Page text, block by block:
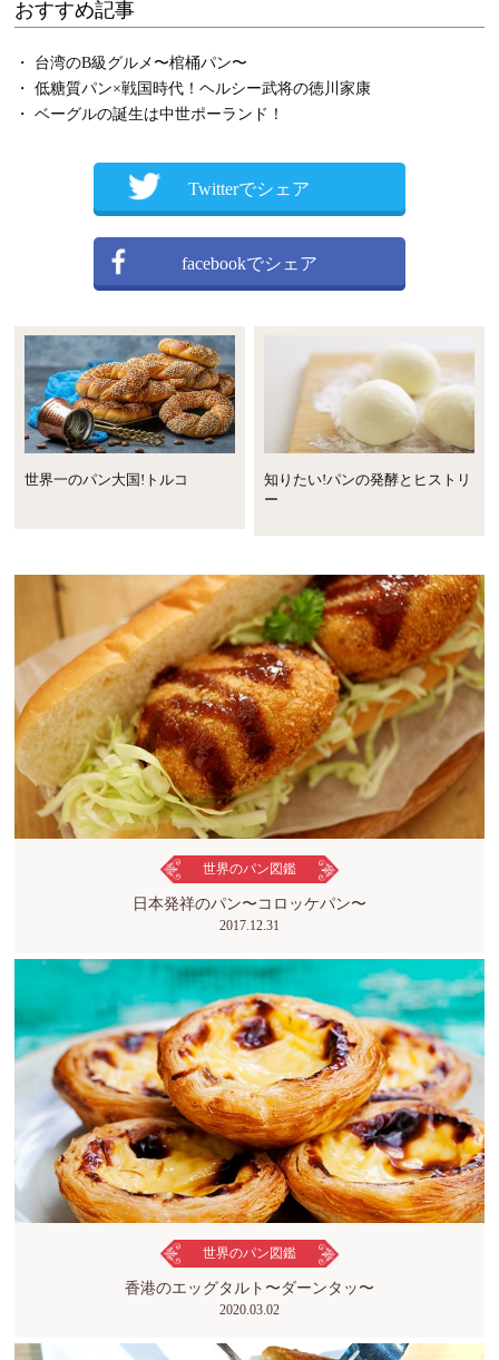
おすすめ記事
・ 台湾のB級グルメ〜棺桶パン〜
・ 低糖質パン×戦国時代！ヘルシー武将の徳川家康
・ ベーグルの誕生は中世ポーランド！
Twitterでシェア
facebookでシェア
世界一のパン大国!トルコ
知りたい!パンの発酵とヒストリ
ー
世界のパン図鑑
日本発祥のパン〜コロッケパン〜
2017.12.31
世界のパン図鑑
香港のエッグタルト〜ダーンタッ〜
2020.03.02